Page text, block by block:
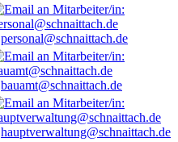
personal@schnaittach.de
bauamt@schnaittach.de
hauptverwaltung@schnaittach.de